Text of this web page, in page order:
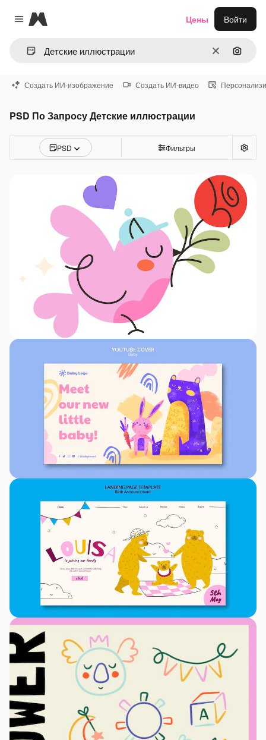
Close menu
Magnific
ОчиститьПоиск
Цены Войти
Создать ИИ-изображение Создать ИИ-видео
PSD По Запросу Детские иллюстрации
PSD Фильтры